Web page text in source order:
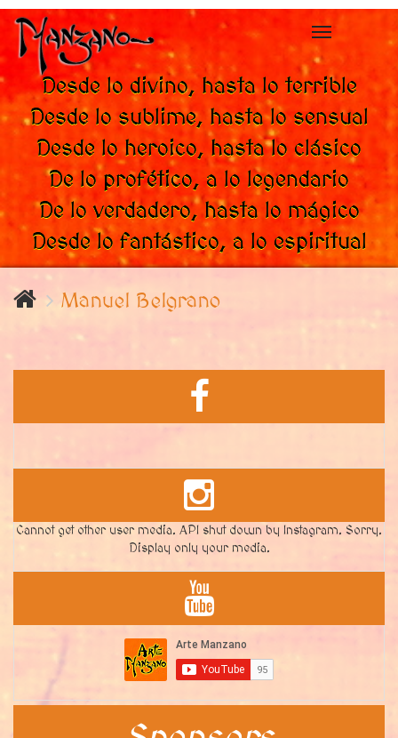
Toggle
navigation
Desde lo divino, hasta lo terrible
Desde lo sublime, hasta lo sensual
Desde lo heroico, hasta lo clásico
De lo profético, a lo legendario
De lo verdadero, hasta lo mágico
Desde lo fantástico, a lo espiritual
Manuel Belgrano
Cannot get other user media. API shut down by Instagram. Sorry.
Display only your media.